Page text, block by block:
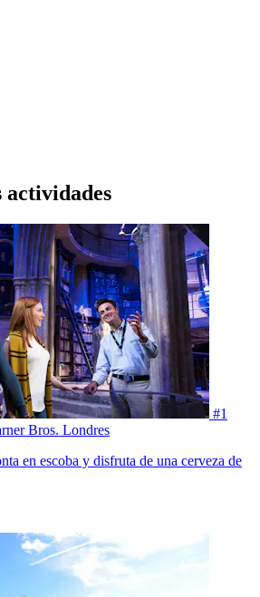
actividades
#1
Bros. Londres
en escoba y disfruta de una cerveza de